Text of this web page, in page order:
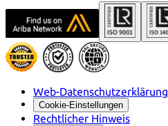
Web-Datenschutzerklärung
Cookie-Einstellungen
Rechtlicher Hinweis